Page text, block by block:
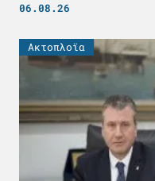
06.08.26
Ακτοπλοϊα